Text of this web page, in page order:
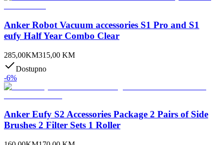
Anker Robot Vacuum accessories S1 Pro and S1
eufy Half Year Combo Clear
285,00KM315,00 KM
Dostupno
-6%
Anker Eufy S2 Accessories Package 2 Pairs of Side
Brushes 2 Filter Sets 1 Roller